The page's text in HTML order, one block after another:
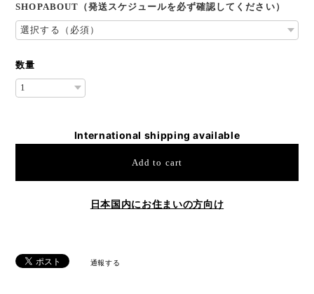
SHOPABOUT（発送スケジュールを必ず確認してください）
数量
International shipping available
Add to cart
日本国内にお住まいの方向け
通報する